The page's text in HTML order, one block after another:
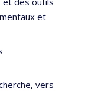
et
vers